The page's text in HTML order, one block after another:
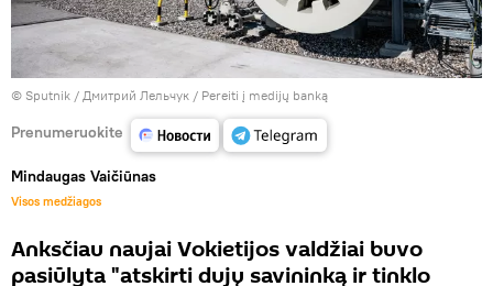
© Sputnik / Дмитрий Лельчук / Pereiti į medijų banką
Prenumeruokite
Mindaugas Vaičiūnas
Visos medžiagos
Anksčiau naujai Vokietijos valdžiai buvo
pasiūlyta "atskirti dujų savininką ir tinklo